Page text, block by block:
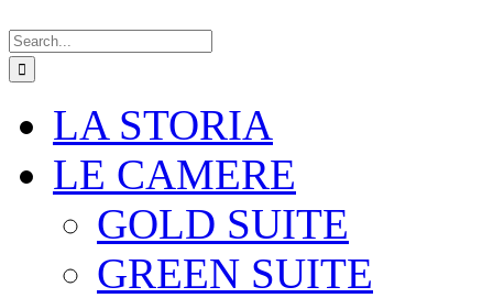
for:
LA STORIA
LE CAMERE
GOLD SUITE
GREEN SUITE